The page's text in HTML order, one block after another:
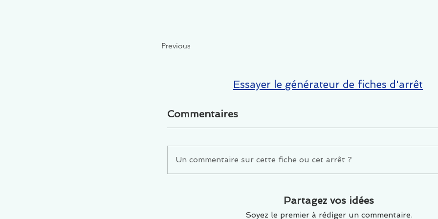
Previous
Essayer le générateur de fiches d'arrêt
Commentaires
Un commentaire sur cette fiche ou cet arrêt ?
Partagez vos idées
Soyez le premier à rédiger un commentaire.